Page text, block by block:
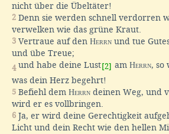
nicht über die Übeltäter!
2 Denn sie werden schnell verdorren
verwelken wie das grüne Kraut.
3 Vertraue auf den Herrn und tue
und übe Treue;
4 und habe deine Lust [2] am Herrn, so
was dein Herz begehrt!
5 Befiehl dem Herrn deinen Weg, und
wird er es vollbringen.
6 Ja, er wird deine Gerechtigkeit
Licht und dein Recht wie den hellen